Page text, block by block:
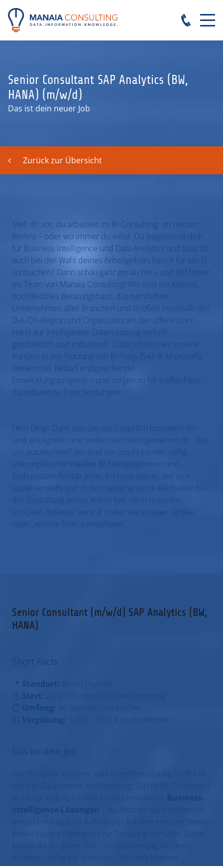
Senior Consultant SAP Analytics (BW,
HANA) (m/w/d)
Das ist dein neuer Job
Zurück zur Übersicht
Stell dir vor, du arbeitest im BI-Consulting. Im Herzen
Berlins – oder wo immer du willst. Du begeisterst dich
für Business Intelligence und Data Analytics und lässt dir
auch bei der Wahl deines Arbeitgebers kein X für ein U
vormachen? Dann schau ganz genau hin – und tief hinein
ins Team von Manaia Consulting! Wir sind ein kleines,
hochflexibles Beratungshaus, das namhaften
Unternehmen aller Branchen und Größen innerhalb der
D-A-CH-Region und Organisationen der öffentlichen
Hand zur intelligenten Datennutzung verhilft –
ganzheitlich und individuell. Dazu schulen wir unsere
Kunden in der Nutzung von BI-Tools (SAP & Microsoft),
steuern bei Bedarf entsprechende
Entwicklungsprojekte – und sorgen so für treffsichere,
datenbasierte Entscheidungen.
Dein Ding? Dann lass uns ins Gespräch kommen! Wir
sind erfolgreich und wollen wachsen, gerne mit dir. Was
uns auszeichnet? Wir sind ein (noch) kleiner, völlig
unkomplizierter Haufen BI-Enthusiastinnen und -
Enthusiasten fernab jeder Schlipsträgerei, der sich
super versteht und in dem jeder enorme Freiheiten bei
der Gestaltung seiner Arbeit hat: ob in unserem
schicken Zuhause,
zentral in der Warschauer Straße,
oder „remote from everywhere“.
Senior Consultant (m/w/d) SAP Analytics (BW,
HANA)
Short Facts
📍 Standort:
🕒 Start:
Umfang: 40 Stunden pro Woche
Vergütung: 5.000 - 7.000€ brutto/Monat
Das ist dein Job
Ganzheitliche Kunden- und Projektbetreuung heißt bei
uns das Zauberwort im Consulting. Das heißt: Du berätst
Business-
Intelligence-Lösungen
– du setzt sie auch technisch
um und managst im Auftrag des Kunden entsprechende
Entwicklungsprojekte bis zur Schulung der User. Dabei
kannst du dir deine Zeit – in Abstimmung mit dem
Kunden – völlig frei einteilen. Das heißt konkret: